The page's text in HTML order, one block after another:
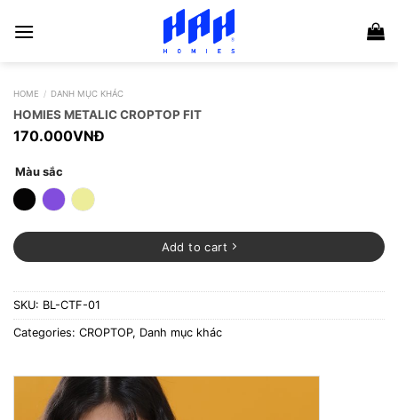
HOME / DANH MỤC KHÁC
HOMIES METALIC CROPTOP FIT
170.000VNĐ
Màu sắc
Add to cart
SKU: BL-CTF-01
Categories: CROPTOP, Danh mục khác